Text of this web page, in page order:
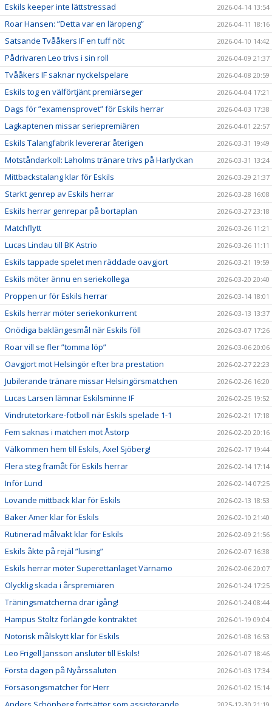
Eskils keeper inte lättstressad 2026-04-14 13:54
Roar Hansen: ”Detta var en läropeng” 2026-04-11 18:16
Satsande Tvååkers IF en tuff nöt 2026-04-10 14:42
Pådrivaren Leo trivs i sin roll 2026-04-09 21:37
Tvååkers IF saknar nyckelspelare 2026-04-08 20:59
Eskils tog en välförtjänt premiärseger 2026-04-04 17:21
Dags för ”examensprovet” för Eskils herrar 2026-04-03 17:38
Lagkaptenen missar seriepremiären 2026-04-01 22:57
Eskils Talangfabrik levererar återigen 2026-03-31 19:49
Motståndarkoll: Laholms tränare trivs på Harlyckan 2026-03-31 13:24
Mittbackstalang klar för Eskils 2026-03-29 21:37
Starkt genrep av Eskils herrar 2026-03-28 16:08
Eskils herrar genrepar på bortaplan 2026-03-27 23:18
Matchflytt 2026-03-26 11:21
Lucas Lindau till BK Astrio 2026-03-26 11:11
Eskils tappade spelet men räddade oavgjort 2026-03-21 19:59
Eskils möter ännu en seriekollega 2026-03-20 20:40
Proppen ur för Eskils herrar 2026-03-14 18:01
Eskils herrar möter seriekonkurrent 2026-03-13 13:37
Onödiga baklängesmål när Eskils föll 2026-03-07 17:26
Roar vill se fler ”tomma löp” 2026-03-06 20:06
Oavgjort mot Helsingör efter bra prestation 2026-02-27 22:23
Jubilerande tränare missar Helsingörsmatchen 2026-02-26 16:20
Lucas Larsen lämnar Eskilsminne IF 2026-02-25 19:52
Vindrutetorkare-fotboll när Eskils spelade 1-1 2026-02-21 17:18
Fem saknas i matchen mot Åstorp 2026-02-20 20:16
Välkommen hem till Eskils, Axel Sjöberg! 2026-02-17 19:44
Flera steg framåt för Eskils herrar 2026-02-14 17:14
Inför Lund 2026-02-14 07:25
Lovande mittback klar för Eskils 2026-02-13 18:53
Baker Amer klar för Eskils 2026-02-10 21:40
Rutinerad målvakt klar för Eskils 2026-02-09 21:56
Eskils åkte på rejäl ”lusing” 2026-02-07 16:38
Eskils herrar möter Superettanlaget Värnamo 2026-02-06 20:07
Olycklig skada i årspremiären 2026-01-24 17:25
Träningsmatcherna drar igång! 2026-01-24 08:44
Hampus Stoltz förlängde kontraktet 2026-01-19 09:04
Notorisk målskytt klar för Eskils 2026-01-08 16:53
Leo Frigell Jansson ansluter till Eskils! 2026-01-07 18:46
Första dagen på Nyårssaluten 2026-01-03 17:34
Försäsongsmatcher för Herr 2026-01-02 15:14
2025-12-30 21:19